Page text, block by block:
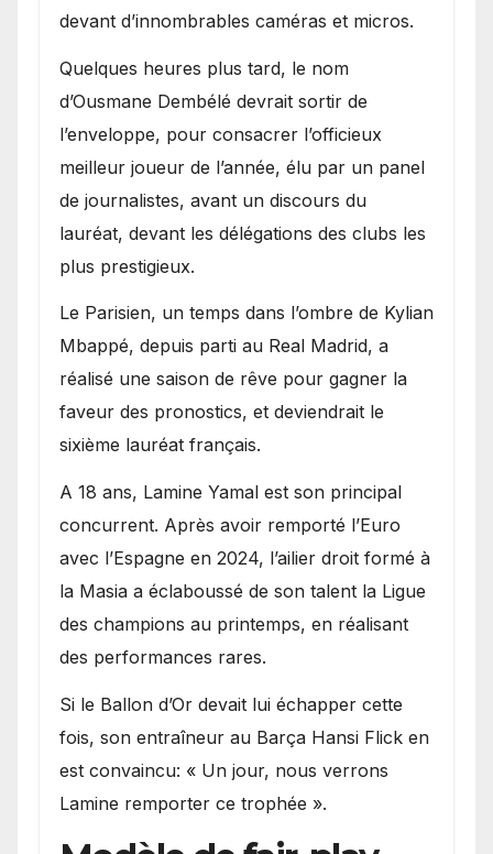
devant d’innombrables caméras et micros.
Quelques heures plus tard, le nom
d’Ousmane Dembélé devrait sortir de
l’enveloppe, pour consacrer l’officieux
meilleur joueur de l’année, élu par un panel
de journalistes, avant un discours du
lauréat, devant les délégations des clubs les
plus prestigieux.
Le Parisien, un temps dans l’ombre de Kylian
Mbappé, depuis parti au Real Madrid, a
réalisé une saison de rêve pour gagner la
faveur des pronostics, et deviendrait le
sixième lauréat français.
A 18 ans, Lamine Yamal est son principal
concurrent. Après avoir remporté l’Euro
avec l’Espagne en 2024, l’ailier droit formé à
la Masia a éclaboussé de son talent la Ligue
des champions au printemps, en réalisant
des performances rares.
Si le Ballon d’Or devait lui échapper cette
fois, son entraîneur au Barça Hansi Flick en
est convaincu: « Un jour, nous verrons
Lamine remporter ce trophée ».